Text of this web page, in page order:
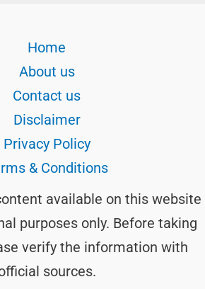
Home
About us
Contact us
Disclaimer
Privacy Policy
& Conditions
available on this website
purposes only. Before taking
verify the information with
sources.